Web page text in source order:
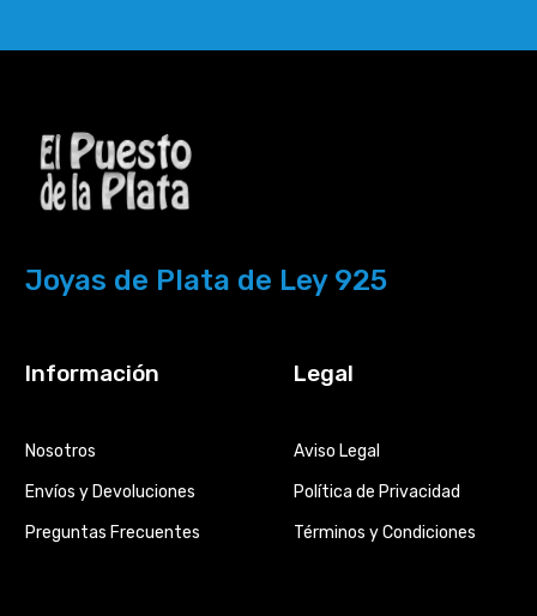
Joyas de Plata de Ley 925
Información
Nosotros
Envíos y Devoluciones
Preguntas Frecuentes
Legal
Aviso Legal
Política de Privacidad
Términos y Condiciones